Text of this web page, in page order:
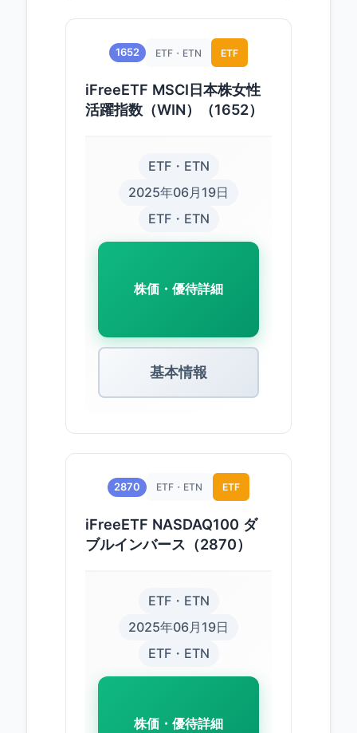
1652 ETF・ETN ETF
iFreeETF MSCI日本株女性
活躍指数（WIN）（1652）
ETF・ETN
2025年06月19日
ETF・ETN
株価・優待詳細
基本情報
2870 ETF・ETN ETF
iFreeETF NASDAQ100 ダ
ブルインバース（2870）
ETF・ETN
2025年06月19日
ETF・ETN
株価・優待詳細